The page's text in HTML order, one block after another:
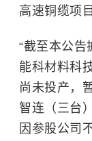
高速铜缆项
“截至本公
能科材料科
尚未投产，
智连（三台
因参股公司